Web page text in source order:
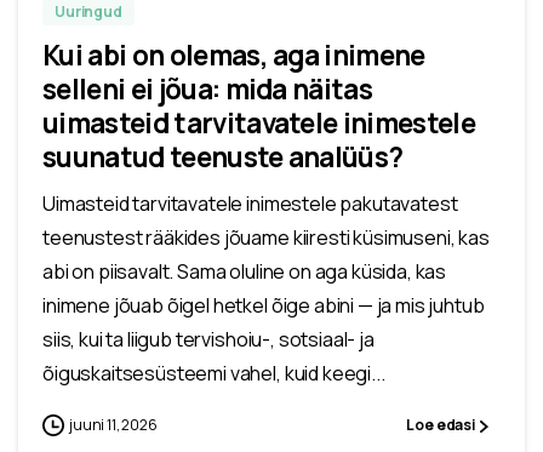
Uuringud
Kui abi on olemas, aga inimene
selleni ei jõua: mida näitas
uimasteid tarvitavatele inimestele
suunatud teenuste analüüs?
Uimasteid tarvitavatele inimestele pakutavatest
teenustest rääkides jõuame kiiresti küsimuseni, kas
abi on piisavalt. Sama oluline on aga küsida, kas
inimene jõuab õigel hetkel õige abini — ja mis juhtub
siis, kui ta liigub tervishoiu-, sotsiaal- ja
õiguskaitsesüsteemi vahel, kuid keegi...
juuni 11, 2026 Loe edasi